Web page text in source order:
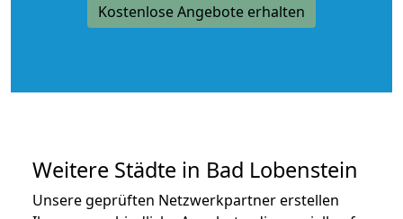
Kostenlose Angebote erhalten
Weitere Städte in Bad Lobenstein
Unsere geprüften Netzwerkpartner erstellen